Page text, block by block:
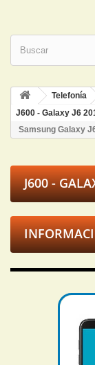
Telefonía
J600 - Galaxy J6
Samsung Galaxy
J600 -